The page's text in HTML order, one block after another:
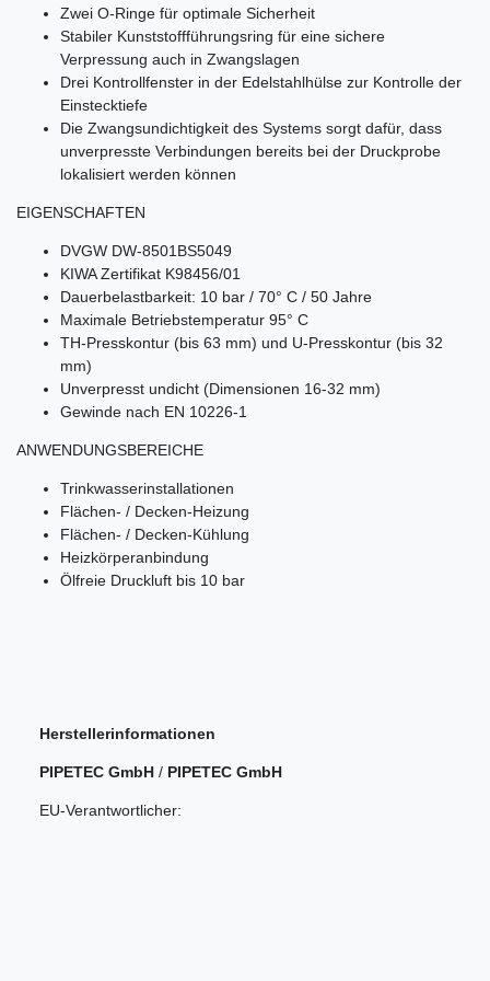
Zwei O-Ringe für optimale Sicherheit
Stabiler Kunststoffführungsring für eine sichere
Verpressung auch in Zwangslagen
Drei Kontrollfenster in der Edelstahlhülse zur Kontrolle der
Einstecktiefe
Die Zwangsundichtigkeit des Systems sorgt dafür, dass
unverpresste Verbindungen bereits bei der Druckprobe
lokalisiert werden können
EIGENSCHAFTEN
DVGW DW-8501BS5049
KIWA Zertifikat K98456/01
Dauerbelastbarkeit: 10 bar / 70° C / 50 Jahre
Maximale Betriebstemperatur 95° C
TH-Presskontur (bis 63 mm) und U-Presskontur (bis 32
mm)
Unverpresst undicht (Dimensionen 16-32 mm)
Gewinde nach EN 10226-1
ANWENDUNGSBEREICHE
Trinkwasserinstallationen
Flächen- / Decken-Heizung
Flächen- / Decken-Kühlung
Heizkörperanbindung
Ölfreie Druckluft bis 10 bar
Herstellerinformationen
PIPETEC GmbH / PIPETEC GmbH
EU-Verantwortlicher: